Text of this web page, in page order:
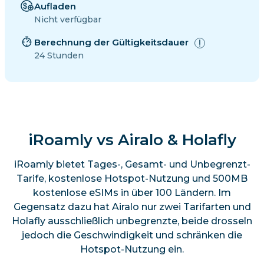
Aufladen
Nicht verfügbar
Berechnung der Gültigkeitsdauer
24 Stunden
iRoamly vs Airalo & Holafly
iRoamly bietet Tages-, Gesamt- und Unbegrenzt-
Tarife, kostenlose Hotspot-Nutzung und 500MB
kostenlose eSIMs in über 100 Ländern. Im
Gegensatz dazu hat Airalo nur zwei Tarifarten und
Holafly ausschließlich unbegrenzte, beide drosseln
jedoch die Geschwindigkeit und schränken die
Hotspot-Nutzung ein.